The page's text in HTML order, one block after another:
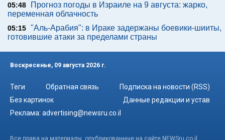
05:48
Прогноз погоды в Израиле на 9 августа: жарко,
переменная облачность
05:15 "Аль-Арабия": в Ираке задержаны боевики-шииты,
готовившие атаки за пределами страны
Воскресенье, 09 августа 2026 г.
Теги Обратная связь
Подписка на новости (RSS)
Без картинок
Данные редакции и устав
Реклама: advertising@newsru.co.il
Все права на материалы, опубликованные на сайте NEWSru.co.il ,